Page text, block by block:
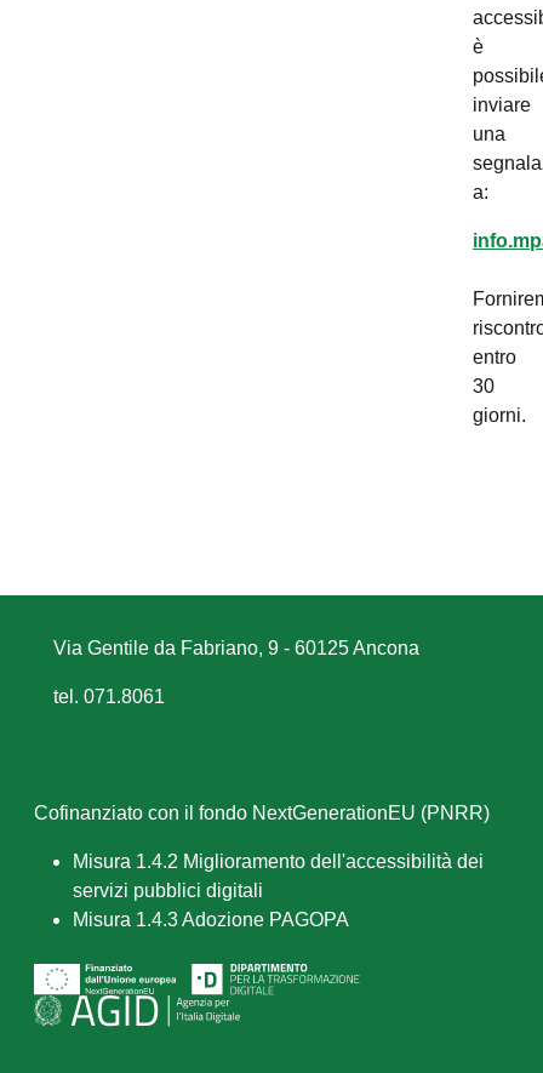
è
inviare
una
a:
entro
30
giorni.
Via Gentile da Fabriano, 9 - 60125 Ancona
tel. 071.8061
Cofinanziato con il fondo NextGenerationEU (PNRR)
Misura 1.4.2 Miglioramento dell'accessibilità dei
servizi pubblici digitali
Misura 1.4.3 Adozione PAGOPA